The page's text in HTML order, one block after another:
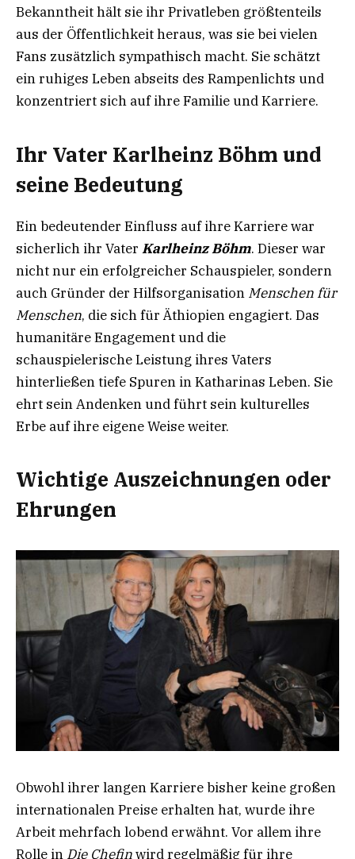
Bekanntheit hält sie ihr Privatleben größtenteils
aus der Öffentlichkeit heraus, was sie bei vielen
Fans zusätzlich sympathisch macht. Sie schätzt
ein ruhiges Leben abseits des Rampenlichts und
konzentriert sich auf ihre Familie und Karriere.
Ihr Vater Karlheinz Böhm und
seine Bedeutung
Ein bedeutender Einfluss auf ihre Karriere war
sicherlich ihr Vater Karlheinz Böhm. Dieser war
nicht nur ein erfolgreicher Schauspieler, sondern
auch Gründer der Hilfsorganisation Menschen für
Menschen, die sich für Äthiopien engagiert. Das
humanitäre Engagement und die
schauspielerische Leistung ihres Vaters
hinterließen tiefe Spuren in Katharinas Leben. Sie
ehrt sein Andenken und führt sein kulturelles
Erbe auf ihre eigene Weise weiter.
Wichtige Auszeichnungen oder
Ehrungen
Obwohl ihrer langen Karriere bisher keine großen
internationalen Preise erhalten hat, wurde ihre
Arbeit mehrfach lobend erwähnt. Vor allem ihre
Rolle in Die Chefinwird regelmäßig für ihre